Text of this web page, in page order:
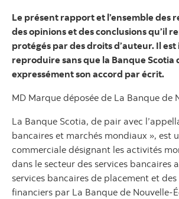
Le présent rapport et l’ensemble des
des opinions et des conclusions qu’il
protégés par des droits d’auteur. Il
reproduire sans que la Banque Scotia
expressément son accord par écrit.
MD Marque déposée de La Banque de
La Banque Scotia, de pair avec
bancaires et marchés mondiaux », est
commerciale désignant les activités
dans le secteur des services bancaires
services bancaires de placement et
financiers par La Banque de Nouvelle-